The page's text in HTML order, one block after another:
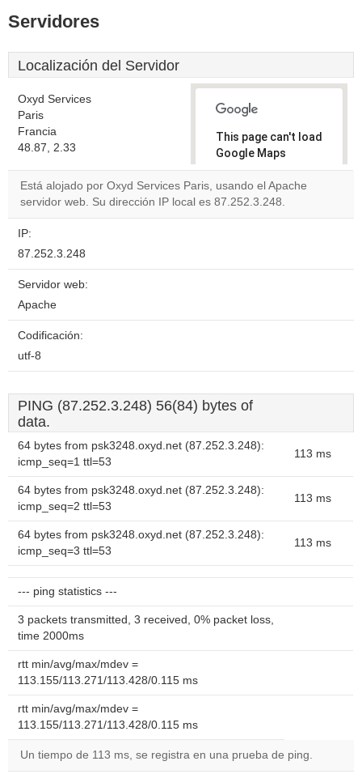
Servidores
Localización del Servidor
Oxyd Services
Paris
Francia
48.87, 2.33
This page can't load
Google Maps
correctly.
Do you
own this
OK
Está alojado por Oxyd Services Paris, usando el Apache
servidor web. Su dirección IP local es 87.252.3.248.
IP:
87.252.3.248
Servidor web:
Apache
Codificación:
utf-8
PING (87.252.3.248) 56(84) bytes of
data.
64 bytes from psk3248.oxyd.net (87.252.3.248):
icmp_seq=1 ttl=53
113 ms
64 bytes from psk3248.oxyd.net (87.252.3.248):
icmp_seq=2 ttl=53
113 ms
64 bytes from psk3248.oxyd.net (87.252.3.248):
icmp_seq=3 ttl=53
113 ms
--- ping statistics ---
3 packets transmitted, 3 received, 0% packet loss,
time 2000ms
rtt min/avg/max/mdev =
113.155/113.271/113.428/0.115 ms
rtt min/avg/max/mdev =
113.155/113.271/113.428/0.115 ms
Un tiempo de 113 ms, se registra en una prueba de ping.